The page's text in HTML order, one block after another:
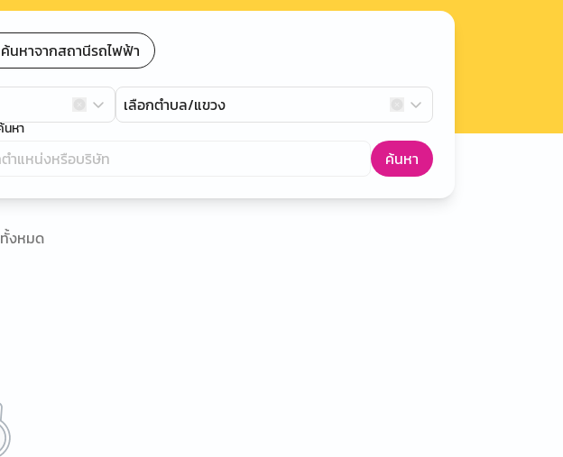
ค้นหาจากสถานีรถไฟฟ้า
เลือกตำบล/แขวง
หา
ค้นหา
งหมด